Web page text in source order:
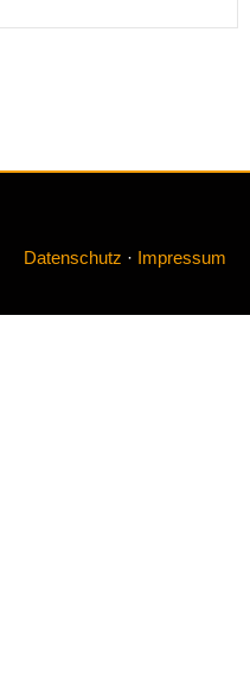
Datenschutz · Impressum